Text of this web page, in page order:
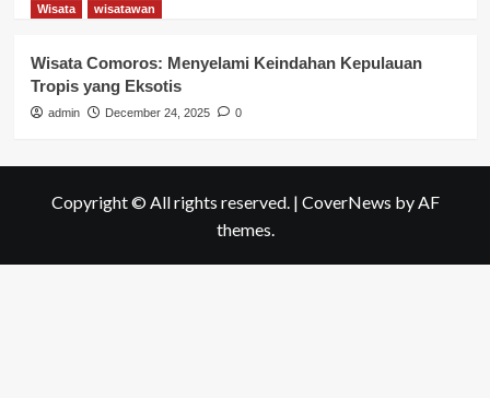
Wisata
wisatawan
Wisata Comoros: Menyelami Keindahan Kepulauan
Tropis yang Eksotis
admin December 24, 2025 0
Copyright © All rights reserved. | CoverNews by AF
themes.